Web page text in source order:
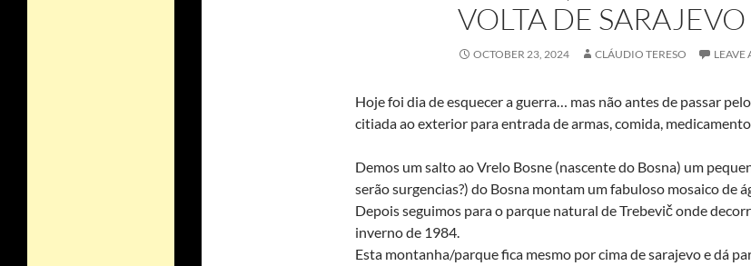
VOLTA DE SARAJEVO
OCTOBER 23, 2024 CLÁUDIO TERESO LEAVE
Hoje foi dia de esquecer a guerra… mas não antes de passar
citiada ao exterior para entrada de armas, comida,
Demos um salto ao Vrelo Bosne (nascente do Bosna) um
serão surgencias?) do Bosna montam um fabuloso mosaico de
Depois seguimos para o parque natural de Trebevič onde
inverno de 1984.
Esta montanha/parque fica mesmo por cima de sarajevo e dá